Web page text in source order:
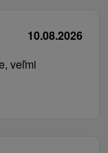
10.08.2026
veľmi